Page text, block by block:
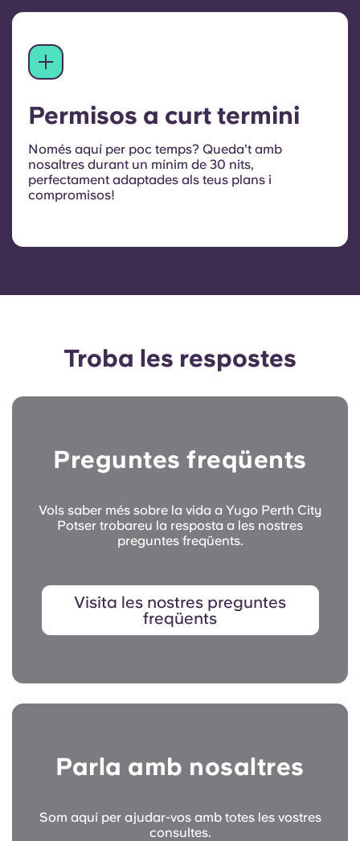
Permisos a curt termini
Només aquí per poc temps? Queda't amb
nosaltres durant un mínim de 30 nits,
perfectament adaptades als teus plans i
compromisos!
Troba les respostes
Preguntes freqüents
Vols saber més sobre la vida a Yugo Perth City
Potser trobareu la resposta a les nostres
preguntes freqüents.
Visita les nostres preguntes
freqüents
Parla amb nosaltres
Som aquí per ajudar-vos amb totes les vostres
consultes.